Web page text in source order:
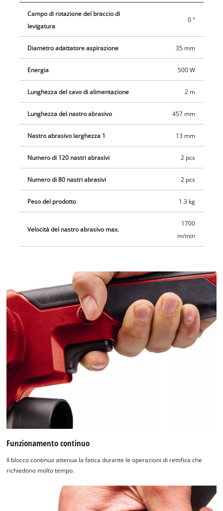
di fino a 1.700 m/min, a seconda del materiale o
dell'applicazione. Il nastro abrasivo viene sostituito senza
attrezzi e la corsa può essere regolata altrettanto facilmente.
morbide rendono comoda la manipolazione della lima a
nastro. Per mantenere pulita la postazione di lavoro, la lima
viene fornita con attacco per aspirazione della polvere. La
fornitura comprende un set di 6 nastri abrasivi, ciascuno
composto da 2 pz. P60, P80, P120 (lunghezza 457 mm).
Campo di rotazione del braccio di
levigatura
0 °
Diametro adattatore aspirazione 35 mm
Energia 500 W
Lunghezza del cavo di alimentazione 2 m
Lunghezza del nastro abrasivo 457 mm
Nastro abrasivo larghezza 1 13 mm
Numero di 120 nastri abrasivi 2 pcs
Numero di 80 nastri abrasivi 2 pcs
Peso del prodotto 1.3 kg
Velocità del nastro abrasivo max.
1700
m/min
Funzionamento continuo
Il blocco continuo attenua la fatica durante le operazioni di rettifica che
richiedono molto tempo.